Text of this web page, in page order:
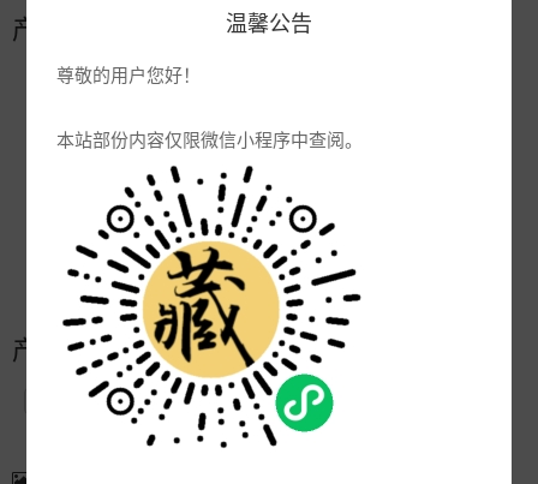
温馨公告
尊敬的用户您好！
本站部份内容仅限微信小程序中查阅。
产品参数
编号:
cp-
江西景德镇
3064
厂商:
陶瓷杯子定制厂家
更新:
2022-09-26 15:11:56
产品简介